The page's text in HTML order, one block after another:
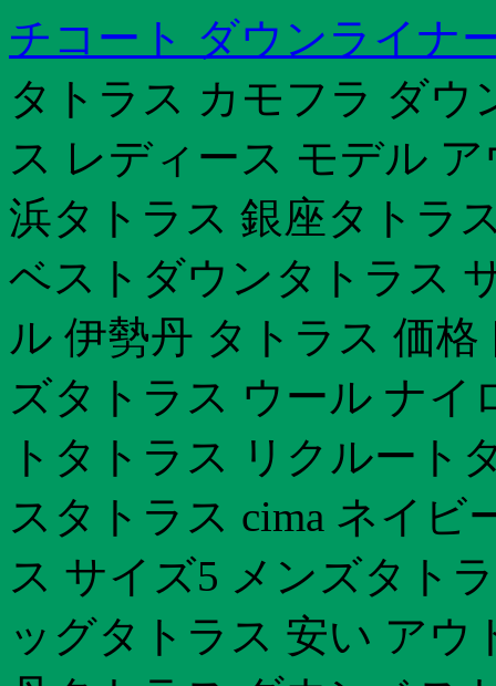
チコート ダウンライナ
タトラス カモフラ ダウ
ス レディース モデル
浜タトラス 銀座タトラ
ベストダウンタトラス
ル 伊勢丹 タトラス 価
ズタトラス ウール ナ
トタトラス リクルート
スタトラス cima ネイ
ス サイズ5 メンズタト
ッグタトラス 安い アウ